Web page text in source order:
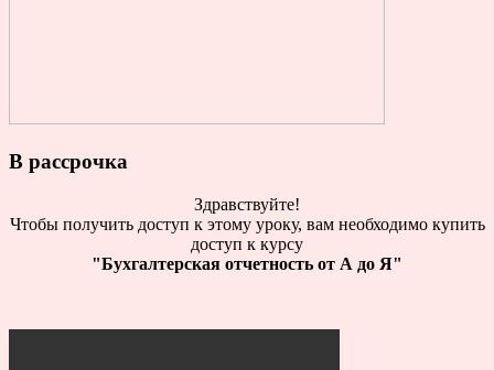
В рассрочка
Здравствуйте!
Чтобы получить доступ к этому уроку, вам необходимо купить
доступ к курсу
"Бухгалтерская отчетность от А до Я"